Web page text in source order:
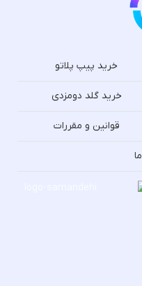
خرید پیپ پلاتو
خرید گلد دومزدی
قوانین و مقررات